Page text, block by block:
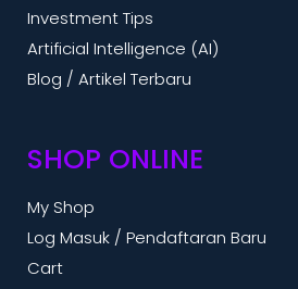
Investment Tips
Artificial Intelligence (AI)
Blog / Artikel Terbaru
SHOP ONLINE
My Shop
Log Masuk / Pendaftaran Baru
Cart